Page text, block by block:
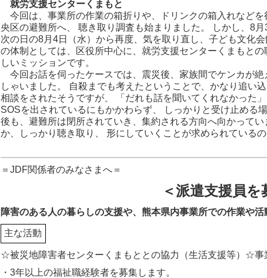
就労支援センターくまもと
今回は、事業所の作業の箱折りや、ドリンクの箱入れなど
央区の避難所へ、 聴き取り調査も始まりました。 しかし、8
次の日の8月4日（水）から再度、気を取り直し、子ども文化
の体制としては、区役所中心に、就労支援センターくまもと
しいミッションです。
今回お話を伺ったケースでは、震災後、家族間でケンカが
しゃいました。 自殺までも考えたということで、かなり追い
相談をされたそうですが、 「だれも話を聞いてくれなかった
SOSを出されているにもかかわらず、 しっかりと受け止める
後も、避難所は閉所されていき、集約される方向へ向かって
か、しっかり聴き取り、 形にしていくことが求められているの
＝JDF関係者のみなさまへ＝
＜派遣支援員
障害のある人の暮らしの支援や、熊本県内事業所での作業や活
主な活動
☆被災地障害者センターくまもととの協力（生活支援等）☆
・3年以上の福祉職経験者を募集します。